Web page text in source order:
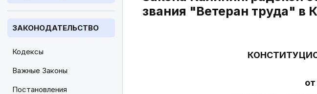
ЗАКОНОДАТЕЛЬСТВО
Кодексы
Важные Законы
Постановления
звания "Ветеран труда" в